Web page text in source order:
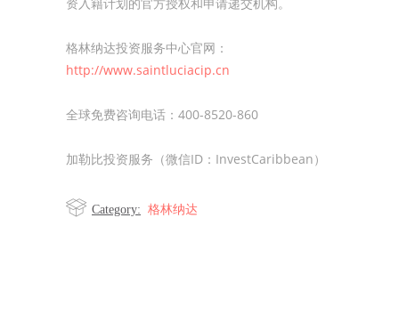
格林纳达投资服务中心官网：
http://www.saintluciacip.cn
全球免费咨询电话：400-8520-860
加勒比投资服务（微信ID：InvestCaribbean）
Category: 格林纳达